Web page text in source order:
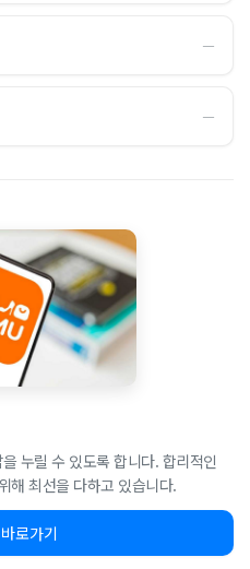
―
―
누릴 수 있도록 합니다. 합리적인
해 최선을 다하고 있습니다.
로가기